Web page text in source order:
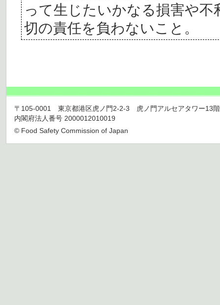
って生じたいかなる損害や
切の責任を負わないこと。
〒105-0001 東京都港区虎ノ門2-2-3 虎ノ門アルセアタワー13
内閣府法人番号 2000012010019
© Food Safety Commission of Japan